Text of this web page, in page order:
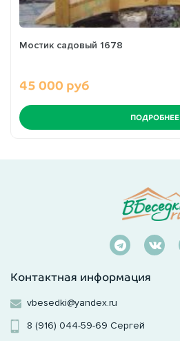
Мостик садовый 1678
45 000 руб
ПОДРОБНЕЕ
Контактная информация
vbesedki@yandex.ru
8 (916) 044-59-69 Сергей